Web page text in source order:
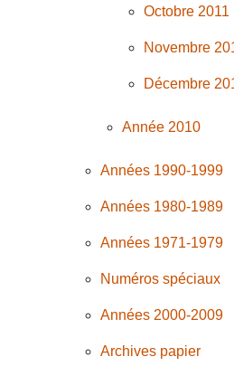
Octobre 2011
Novembre
Décembre
Année 2010
Années 1990-1999
Années 1980-1989
Années 1971-1979
Numéros spéciaux
Années 2000-2009
Archives papier